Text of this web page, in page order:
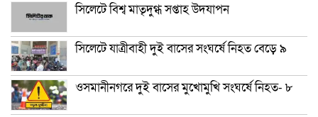
সিলেটে বিশ্ব মাতৃদুগ্ধ সপ্তাহ উদযাপন
সিলেটে যাত্রীবাহী দুই বাসের সংঘর্ষে নিহত বেড়ে ৯
ওসমানীনগরে দুই বাসের মুখোমুখি সংঘর্ষে নিহত- ৮